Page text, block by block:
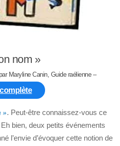
nom »
Maryline Canin, Guide raélienne –
». Peut-être connaissez-vous ce
bien, deux petits événements
l’envie d’évoquer cette notion de